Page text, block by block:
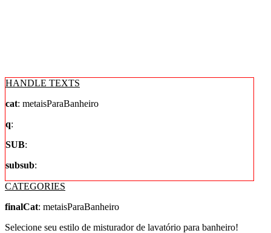
HANDLE TEXTS
cat: metaisParaBanheiro
q:
SUB:
subsub:
CATEGORIES
finalCat: metaisParaBanheiro
Selecione seu estilo de misturador de lavatório para banheiro!